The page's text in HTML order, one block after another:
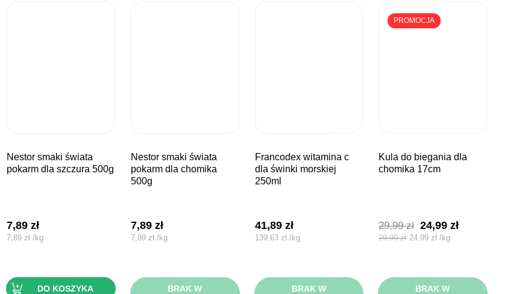
nestor smaki świata
pokarm dla szczura 500g
7,89zł
7,89zł /kg
DO KOSZYKA
nestor smaki świata
pokarm dla chomika
500g
7,89 zł
7,89 zł /kg
BRAK W
francodex witamina c
dla świnki morskiej
250ml
41,89 zł
139,63 zł /kg
BRAK W
PROMOCJA
kula do biegania dla
chomika 17cm
29,99zł Pierwotna
cena
24,99złAktualna
29,99zł 24,99zł /kg
BRAK W